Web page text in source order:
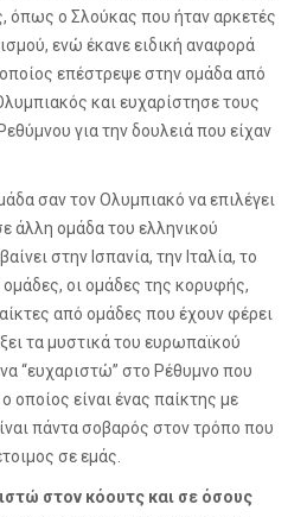
όπως ο Σλούκας που ήταν αρκετές
ενώ έκανε ειδική αναφορά
επέστρεψε στην ομάδα από
και ευχαρίστησε τους
για την δουλειά που είχαν
σαν τον Ολυμπιακό να επιλέγει
άλλη ομάδα του ελληνικού
στην Ισπανία, την Ιταλία, το
ομάδες, οι ομάδες της κορυφής,
από ομάδες που έχουν φέρει
τα μυστικά του ευρωπαϊκού
“ευχαριστώ” στο Ρέθυμνο που
οποίος είναι ένας παίκτης με
πάντα σοβαρός στον τρόπο που
σε εμάς.
στον κόουτς και σε όσους